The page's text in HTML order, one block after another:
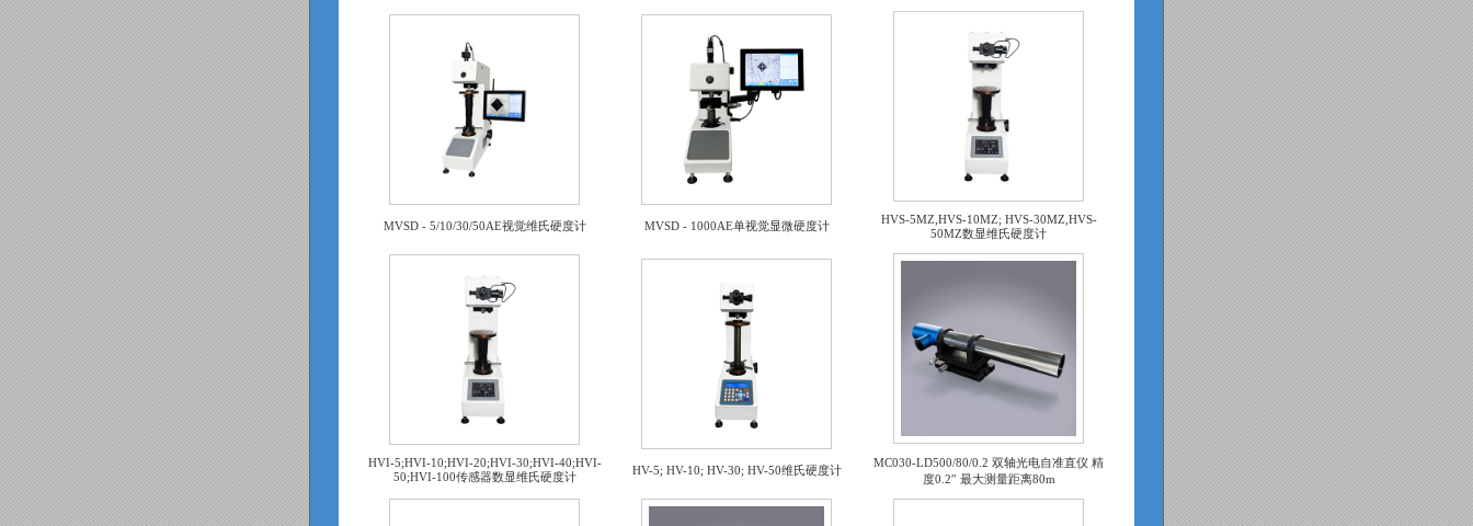
MVSD - 5/10/30/50AE视觉维氏硬度计 MVSD - 1000AE单视觉显微硬度计
HVS-5MZ,HVS-10MZ; HVS-30MZ,HVS-
50MZ数显维氏硬度计
HVI-5;HVI-10;HVI-20;HVI-30;HVI-40;HVI-
50;HVI-100传感器数显维氏硬度计
HV-5; HV-10; HV-30; HV-50维氏硬度计
MC030-LD500/80/0.2 双轴光电自准直仪 精
度0.2″ 最大测量距离80m